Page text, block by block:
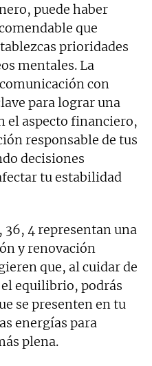
puede haber
que
prioridades
mentales. La
con
para lograr una
el aspecto financiero,
responsable de tus
decisiones
tu estabilidad
36, 4 representan una
y renovación
que, al cuidar de
equilibrio, podrás
se presenten en tu
energías para
plena.